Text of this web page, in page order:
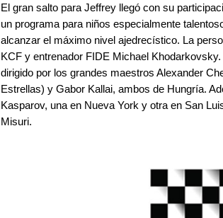
El gran salto para Jeffrey llegó con su
un programa para niños especialmente
alcanzar el máximo nivel ajedrecístico. La
KCF y entrenador FIDE Michael
dirigido por los grandes maestros Alexander
Estrellas) y Gabor Kallai, ambos de Hungría.
Kasparov, una en Nueva York y otra en San
Misuri.